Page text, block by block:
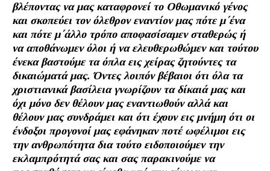
βλέποντας να μας καταφρονεί το Οθωμανικό γένος
και σκοπεύει τον όλεθρον εναντίον μας πότε μ΄ένα
και πότε μ΄άλλο τρόπο αποφασίσαμεν σταθερώς ή
να αποθάνωμεν όλοι ή να ελευθερωθώμεν και τούτου
ένεκα βαστούμε τα όπλα εις χείρας ζητούντες τα
δικαιώματά μας. Όντες λοιπόν βέβαιοι ότι όλα τα
χριστιανικά βασίλεια γνωρίζουν τα δίκαιά μας και
όχι μόνο δεν θέλουν μας εναντιωθούν αλλά και
θέλουν μας συνδράμει και ότι έχουν εις μνήμη ότι οι
ένδοξοι προγονοί μας εφάνηκαν ποτέ ωφέλιμοι εις
την ανθρωπότητα δια τούτο ειδοποιούμεν την
εκλαμπρότητά σας και σας παρακινούμε να